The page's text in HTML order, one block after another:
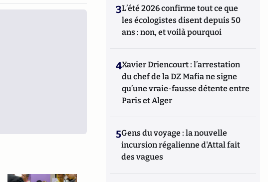
3L’été 2026 confirme tout ce que
les écologistes disent depuis 50
ans : non, et voilà pourquoi
4Xavier Driencourt : l’arrestation
du chef de la DZ Mafia ne signe
qu’une vraie-fausse détente entre
Paris et Alger
5Gens du voyage : la nouvelle
incursion régalienne d'Attal fait
des vagues